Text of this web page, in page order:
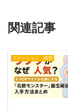
関連記事
ファッション・雑貨